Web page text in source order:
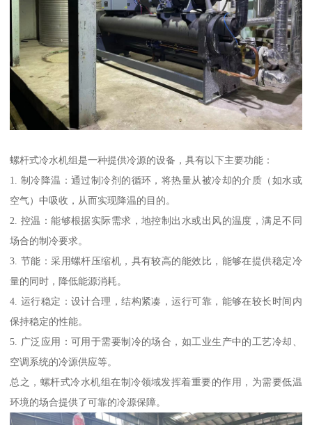
螺杆式冷水机组是一种提供冷源的设备，具有以下主要功能：
1. 制冷降温：通过制冷剂的循环，将热量从被冷却的介质（如水或
空气）中吸收，从而实现降温的目的。
2. 控温：能够根据实际需求，地控制出水或出风的温度，满足不同
场合的制冷要求。
3. 节能：采用螺杆压缩机，具有较高的能效比，能够在提供稳定冷
量的同时，降低能源消耗。
4. 运行稳定：设计合理，结构紧凑，运行可靠，能够在较长时间内
保持稳定的性能。
5. 广泛应用：可用于需要制冷的场合，如工业生产中的工艺冷却、
空调系统的冷源供应等。
总之，螺杆式冷水机组在制冷领域发挥着重要的作用，为需要低温
环境的场合提供了可靠的冷源保障。